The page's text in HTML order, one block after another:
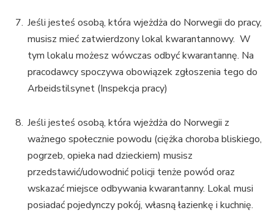
Jeśli jesteś osobą, która wjeżdża do Norwegii do pracy,
musisz mieć zatwierdzony lokal kwarantannowy. W
tym lokalu możesz wówczas odbyć kwarantannę. Na
pracodawcy spoczywa obowiązek zgłoszenia tego do
Arbeidstilsynet (Inspekcja pracy)
Jeśli jesteś osobą, która wjeżdża do Norwegii z
ważnego społecznie powodu (ciężka choroba bliskiego,
pogrzeb, opieka nad dzieckiem) musisz
przedstawić/udowodnić policji tenże powód oraz
wskazać miejsce odbywania kwarantanny. Lokal musi
posiadać pojedynczy pokój, własną łazienkę i kuchnię.